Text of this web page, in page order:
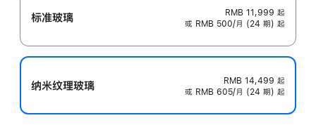
标准玻璃 RMB 11,999 起
或 RMB 500/月 (24 期) 起
纳米纹理玻璃 RMB 14,499 起
或 RMB 605/月 (24 期) 起